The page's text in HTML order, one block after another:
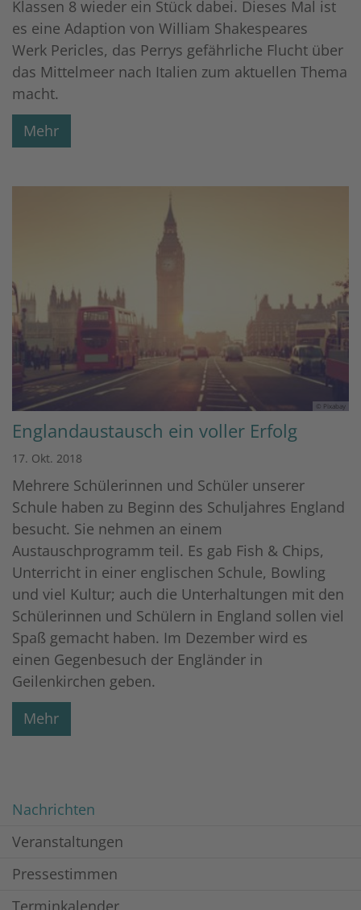
Klassen 8 wieder ein Stück dabei. Dieses Mal ist
es eine Adaption von William Shakespeares
Werk Pericles, das Perrys gefährliche Flucht über
das Mittelmeer nach Italien zum aktuellen Thema
macht.
Mehr
© Pixabay
Englandaustausch ein voller Erfolg
17. Okt. 2018
Mehrere Schülerinnen und Schüler unserer
Schule haben zu Beginn des Schuljahres England
besucht. Sie nehmen an einem
Austauschprogramm teil. Es gab Fish & Chips,
Unterricht in einer englischen Schule, Bowling
und viel Kultur; auch die Unterhaltungen mit den
Schülerinnen und Schülern in England sollen viel
Spaß gemacht haben. Im Dezember wird es
einen Gegenbesuch der Engländer in
Geilenkirchen geben.
Mehr
Nachrichten
Veranstaltungen
Pressestimmen
Terminkalender